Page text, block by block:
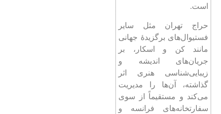
است.
حراج تهران مثل سایر
فستیوال‌های برگزیدۀ جهانی
مانند کن و اسکار، بر
جریان‌های اندیشه و
زیبایی‌شناسی هنری اثر
گذاشته، آن‌ها را مدیریت
می‌کند و مستقیماً از سوی
سفارتخانه‌های فرانسه و